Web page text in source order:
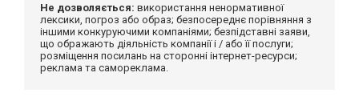
Не дозволяється: використання ненормативної
лексики, погроз або образ; безпосереднє порівняння з
іншими конкуруючими компаніями; безпідставні заяви,
що ображають діяльність компанії і / або її послуги;
розміщення посилань на сторонні інтернет-ресурси;
реклама та самореклама.